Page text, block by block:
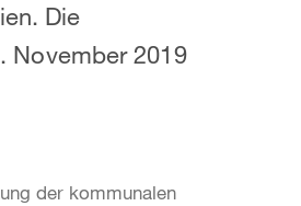
Die
November 2019
der kommunalen